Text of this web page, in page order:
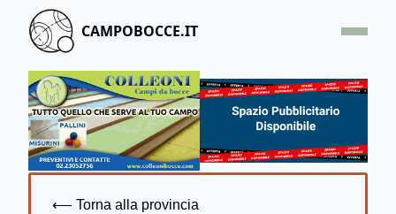
CAMPOBOCCE.IT
HOME
OFFERTA
SEGNALA UN CAMPO
⟵ Torna alla provincia